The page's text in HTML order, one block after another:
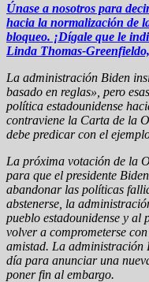
Únase a nosotros para
hacia la normalización de
bloqueo. ¡Dígale que le
Linda Thomas-
La administración Biden
basado en reglas», pero
política estadounidense
contraviene la Carta de la
debe predicar con el
La próxima votación de la
para que el presidente
abandonar las políticas
abstenerse, la
pueblo estadounidense y al
volver a comprometerse
amistad. La administración
día para anunciar una
poner fin al embargo.